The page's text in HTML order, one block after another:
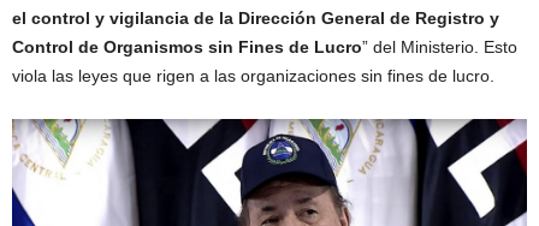
el control y vigilancia de la Dirección General de Registro y
Control de Organismos sin Fines de Lucro” del Ministerio. Esto
viola las leyes que rigen a las organizaciones sin fines de lucro.